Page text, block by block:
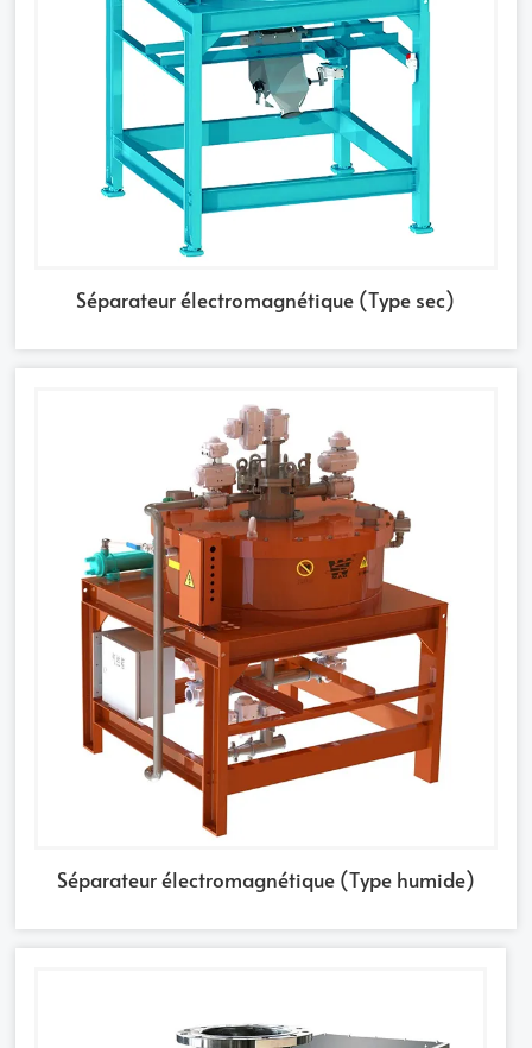
Séparateur électromagnétique (Type sec)
Séparateur électromagnétique (Type humide)